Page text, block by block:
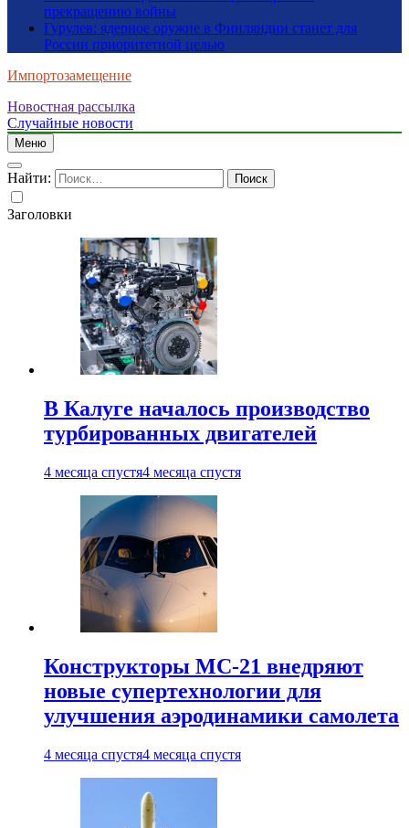
прекращению войны
Гурулев: ядерное оружие в Финляндии станет для
России приоритетной целью
Импортозамещение
Новостная рассылка
Случайные новости
Меню
Найти:
Заголовки
В Калуге началось производство
турбированных двигателей
4 месяца спустя4 месяца спустя
Конструкторы МС-21 внедряют
новые супертехнологии для
улучшения аэродинамики самолета
4 месяца спустя4 месяца спустя